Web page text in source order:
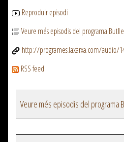
Reproduir episodi
Veure més episodis del programa
http://programes.laxarxa.com/audio/
RSS feed